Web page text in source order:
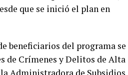
que se inició el plan en
beneficiarios del programa se
de Crímenes y Delitos de Alta